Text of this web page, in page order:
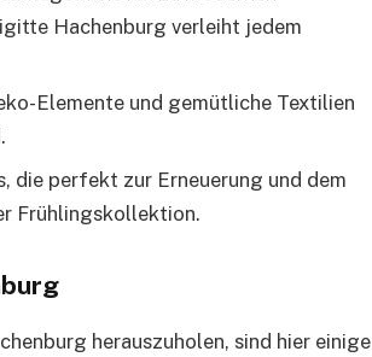
Hachenburg verleiht jedem
Elemente und gemütliche Textilien
die perfekt zur Erneuerung und dem
Frühlingskollektion.
herauszuholen, sind hier einige